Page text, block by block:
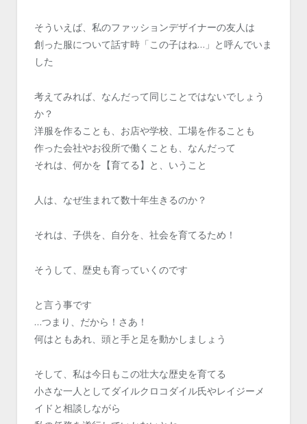
そういえば、私のファッションデザイナーの友人は
創った服について話す時「この子はね…」と呼んでいま
した
考えてみれば、なんだって同じことではないでしょう
か？
洋服を作ることも、お店や学校、工場を作ることも
作った会社やお役所で働くことも、なんだって
それは、何かを【育てる】と、いうこと
人は、なぜ生まれて数十年生きるのか？
それは、子供を、自分を、社会を育てるため！
そうして、歴史も育っていくのです
と言う事です
…つまり、だから！さあ！
何はともあれ、頭と手と足を動かしましょう
そして、私は今日もこの壮大な歴史を育てる
小さな一人としてダイルクロコダイル氏やレイジーメ
イドと相談しながら